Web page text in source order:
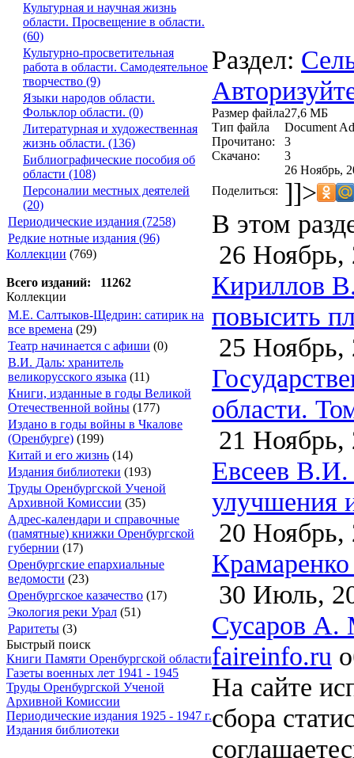
Культурная и научная жизнь
области. Просвещение в области.
(60)
Культурно-просветительная
работа в области. Самодеятельное
творчество (9)
Языки народов области.
Фольклор области. (0)
Литературная и художественная
жизнь области. (136)
Библиографические пособия об
области (108)
Персоналии местных деятелей
(20)
Периодические издания (7258)
Редкие нотные издания (96)
Коллекции (769)
Всего изданий: 11262
Коллекции
М.Е. Салтыков-Щедрин: сатирик на
все времена (29)
Театр начинается с афиши (0)
В.И. Даль: хранитель
великорусского языка (11)
Книги, изданные в годы Великой
Отечественной войны (177)
Издано в годы войны в Чкалове
(Оренбурге) (199)
Китай и его жизнь (14)
Издания библиотеки (193)
Труды Оренбургской Ученой
Архивной Комиссии (35)
Адрес-календари и справочные
(памятные) книжки Оренбургской
губернии (17)
Оренбургские епархиальные
ведомости (23)
Оренбургское казачество (17)
Экология реки Урал (51)
Раритеты (3)
Быстрый поиск
Книги Памяти Оренбургской области
Газеты военных лет 1941 - 1945
Труды Оренбургской Ученой
Архивной Комиссии
Периодические издания 1925 - 1947 г.
Издания библиотеки
Раздел:
Размер файла27,6 МБ
Тип файла
Document
Прочитано:
3
Скачано:
3
26 Ноябрь,
Поделиться: ]]>
В этом
26 Ноябрь,
Кириллов
повысить
25 Ноябрь,
области.
21 Ноябрь,
Евсеев В.И.
улучшения
20 Ноябрь,
30 Июль,
Сусаров А.
faireinfo.ru
На сайте
сбора